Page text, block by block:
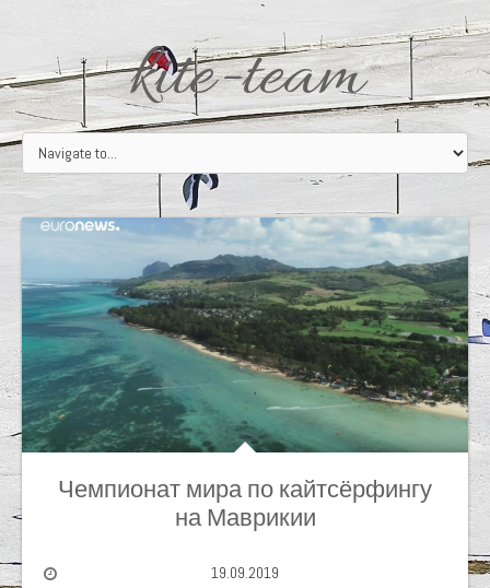
kite-team
Чемпионат мира по кайтсёрфингу
на Маврикии
19.09.2019